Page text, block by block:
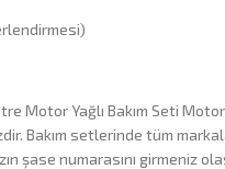
Motor Yağlı Bakım Seti
Bakım setlerinde tüm
şase numarasını girmeniz